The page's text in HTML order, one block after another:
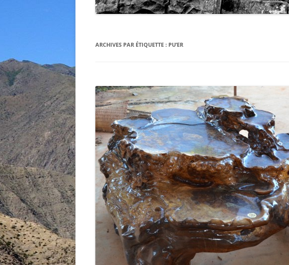
ARCHIVES PAR ÉTIQUETTE : PU’ER